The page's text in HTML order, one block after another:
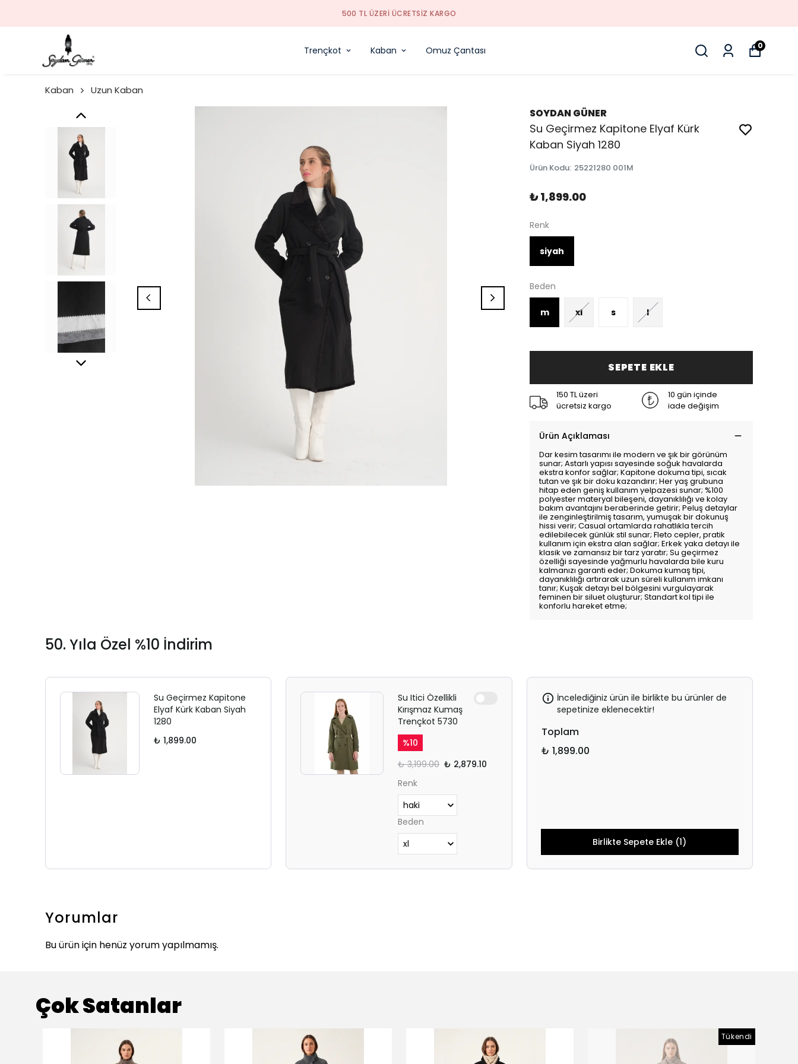
500 TL ÜZERI ÜCRETSIZ KARGO
Trençkot Kaban Omuz Çantası 0
Kaban Uzun Kaban
SOYDAN GÜNER
Su Geçirmez Kapitone Elyaf Kürk
Kaban Siyah 1280
Ürün Kodu: 25221280 001M
₺ 1,899.00
Renk
siyah
Beden
m xl s l
SEPETE EKLE
150 TL üzeri
ücretsiz kargo
10 gün içinde
iade değişim
Ürün Açıklaması
Dar kesim tasarımı ile modern ve şık bir görünüm
sunar; Astarlı yapısı sayesinde soğuk havalarda
ekstra konfor sağlar; Kapitone dokuma tipi, sıcak
tutan ve şık bir doku kazandırır; Her yaş grubuna
hitap eden geniş kullanım yelpazesi sunar; %100
polyester materyal bileşeni, dayanıklılığı ve kolay
bakım avantajını beraberinde getirir; Peluş detaylar
ile zenginleştirilmiş tasarım, yumuşak bir dokunuş
hissi verir; Casual ortamlarda rahatlıkla tercih
edilebilecek günlük stil sunar; Fleto cepler, pratik
kullanım için ekstra alan sağlar; Erkek yaka detayı ile
klasik ve zamansız bir tarz yaratır; Su geçirmez
özelliği sayesinde yağmurlu havalarda bile kuru
kalmanızı garanti eder; Dokuma kumaş tipi,
dayanıklılığı artırarak uzun süreli kullanım imkanı
tanır; Kuşak detayı bel bölgesini vurgulayarak
feminen bir siluet oluşturur; Standart kol tipi ile
konforlu hareket etme;
50. Yıla Özel %10 İndirim
Su Geçirmez Kapitone
Elyaf Kürk Kaban Siyah
1280
₺ 1,899.00
Su Itici Özellikli
Kırışmaz Kumaş
Trençkot 5730
%10
₺ 3,199.00 ₺ 2,879.10
Renk
Beden
İncelediğiniz ürün ile birlikte bu ürünler de
sepetinize eklenecektir!
Toplam
₺ 1,899.00
Birlikte Sepete Ekle (1)
Yorumlar
Bu ürün için henüz yorum yapılmamış.
Çok Satanlar
Tükendi